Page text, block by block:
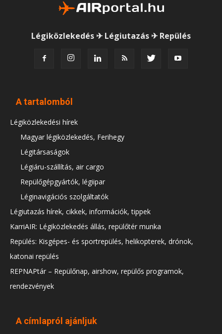
Légiközlekedés ✈ Légiutazás ✈ Repülés
A tartalomból
Légiközlekedési hírek
Magyar légiközlekedés, Ferihegy
Légitársaságok
Légiáru-szállítás, air cargo
Repülőgépgyártók, légiipar
Léginavigációs szolgáltatók
Légiutazás hírek, cikkek, információk, tippek
KarriAIR: Légiközlekedés állás, repülőtér munka
Repülés: Kisgépes- és sportrepülés, helikopterek, drónok,
katonai repülés
REPNAPtár – Repülőnap, airshow, repülős programok,
rendezvények
A címlapról ajánljuk